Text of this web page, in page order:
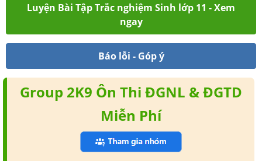
Luyện Bài Tập Trắc nghiệm Sinh lớp 11 - Xem
ngay
Báo lỗi - Góp ý
Group 2K9 Ôn Thi ĐGNL & ĐGTD
Miễn Phí